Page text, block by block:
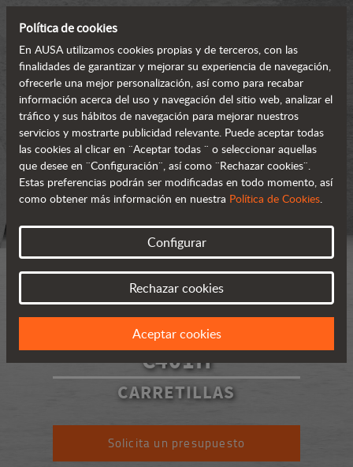
C401H
CARRETILLAS
Solicita un presupuesto
Política de cookies
En AUSA utilizamos cookies propias y de terceros, con las
finalidades de garantizar y mejorar su experiencia de navegación,
ofrecerle una mejor personalización, así como para recabar
información acerca del uso y navegación del sitio web, analizar el
tráfico y sus hábitos de navegación para mejorar nuestros
servicios y mostrarte publicidad relevante. Puede aceptar todas
las cookies al clicar en ¨Aceptar todas ¨ o seleccionar aquellas
que desee en ¨Configuración¨, así como ¨Rechazar cookies¨.
Estas preferencias podrán ser modificadas en todo momento, así
como obtener más información en nuestra Política de Cookies.
Configurar
Rechazar cookies
Aceptar cookies